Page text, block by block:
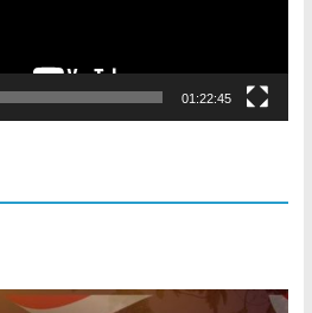
01:22:45